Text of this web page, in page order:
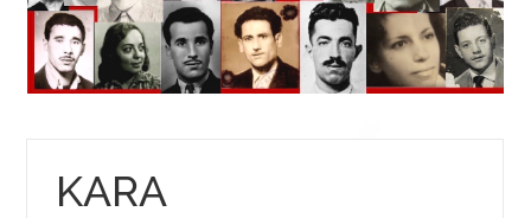
KARA